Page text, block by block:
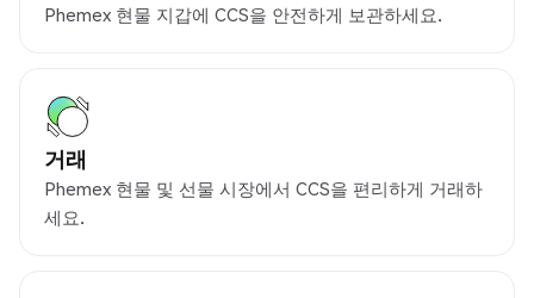
Phemex 현물 지갑에 CCS을 안전하게 보관하세요.
거래
Phemex 현물 및 선물 시장에서 CCS을 편리하게 거래하
세요.